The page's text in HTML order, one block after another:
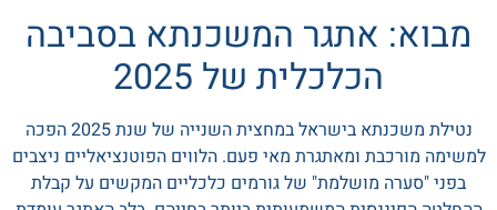
מבוא: אתגר המשכנתא בסביבה
הכלכלית של 2025
נטילת משכנתא בישראל במחצית השנייה של שנת 2025 הפכה
למשימה מורכבת ומאתגרת מאי פעם. הלווים הפוטנציאליים ניצבים
בפני "סערה מושלמת" של גורמים כלכליים המקשים על קבלת